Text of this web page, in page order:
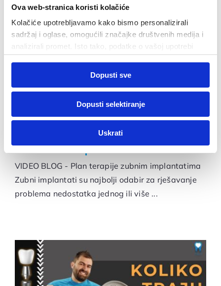
Ova web-stranica koristi kolačiće
Kolačiće upotrebljavamo kako bismo personalizirali
sadržaj i oglase, omogućili značajke društvenih medija i
analizirali promet. Isto tako, podatke o vašoj upotrebi
drugim podacima koje ste im pružili ili koje su prikupili
dok ste upotrebljavali njihove usluge.
Marketinški
Dopusti sve
Dopusti selektiranje
Uskrati
VIDEO BLOG – Plan terapije
zubnim implantatima
VIDEO BLOG - Plan terapije zubnim implantatima
Zubni implantati su najbolji odabir za rješavanje
problema nedostatka jednog ili više ...